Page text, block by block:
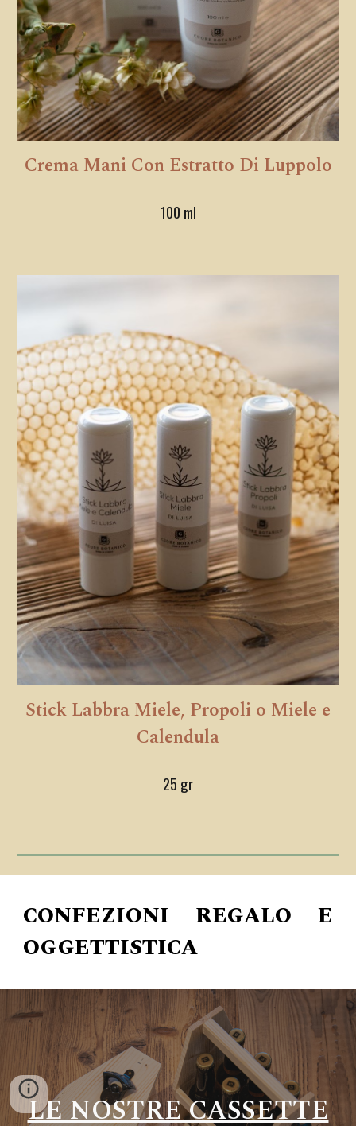
Crema Mani Con Estratto Di Luppolo
100 ml
Stick Labbra Miele, Propoli o Miele e
Calendula
25 gr
CONFEZIONI REGALO E
OGGETTISTICA
LE NOSTRE CASSETTE